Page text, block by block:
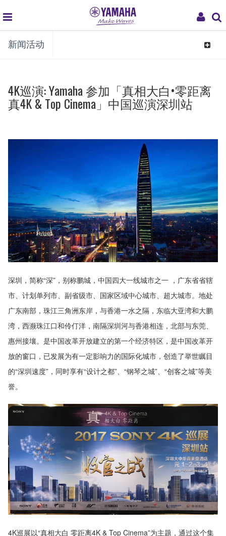
My
global
navigation
新闻活动
Toggle
4K巡演: Yamaha 参加「真相大白•零距离
真4K & Top Cinema」中国巡演深圳站
深圳，简称“深”，别称鹏城，中国四大一线城市之一 ，广东省省辖
市、计划单列市、副省级市、国家区域中心城市、超大城市。地处
广东南部，珠江三角洲东岸，与香港一水之隔，东临大亚湾和大鹏
湾，西濒珠江口和伶仃洋，南隔深圳河与香港相连，北部与东莞、
惠州接壤。是中国改革开放建立的第一个经济特区，是中国改革开
放的窗口，已发展为有一定影响力的国际化城市，创造了举世瞩目
的“深圳速度”，同时享有“设计之都”、“钢琴之城”、“创客之城”等美
誉。
4K巡展以“真相大白 零距离4K & Top Cinema”为主题，通过这个集